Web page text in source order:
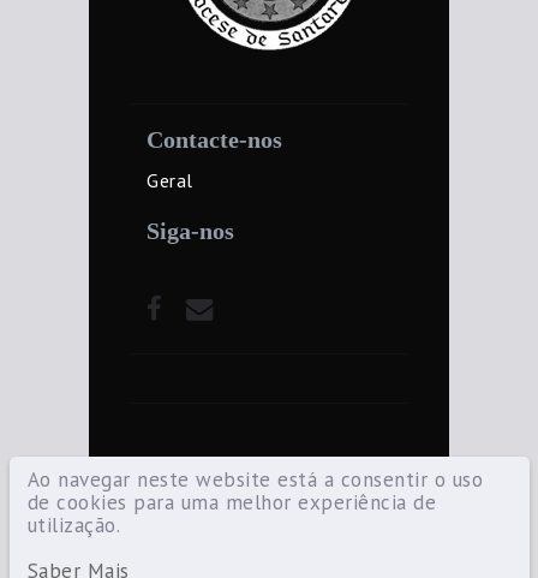
Ao navegar neste website está a consentir o uso
de cookies para uma melhor experiência de
utilização.
Saber Mais
Contacte-nos
Geral
Siga-nos
©2021 Diocese de Santarém — Todos os
direitos reservados.